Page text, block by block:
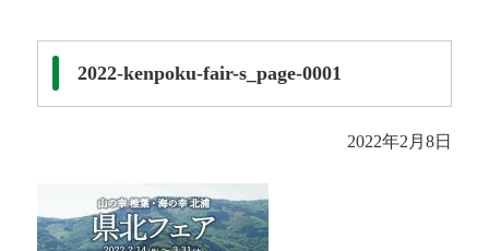
2022-kenpoku-fair-s_page-0001
2022年2月8日